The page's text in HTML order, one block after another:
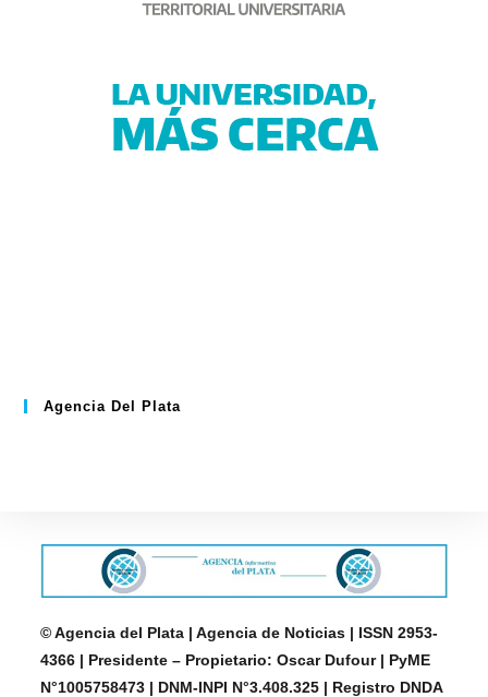
Agencia Del Plata
© Agencia del Plata | Agencia de Noticias | ISSN 2953-
4366 | Presidente – Propietario: Oscar Dufour | PyME
N°1005758473 | DNM-INPI N°3.408.325 | Registro DNDA